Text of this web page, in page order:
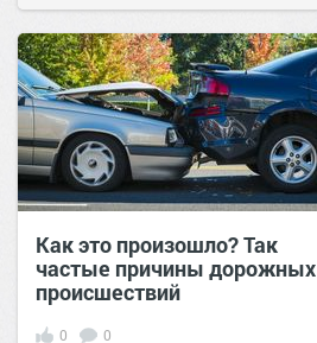
Как это произошло? Так
частые причины дорожных
происшествий
0 0